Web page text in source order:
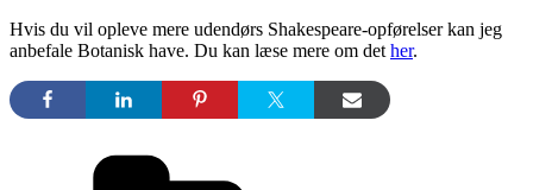
Hvis du vil opleve mere udendørs Shakespeare-opførelser kan jeg
anbefale Botanisk have. Du kan læse mere om det her.